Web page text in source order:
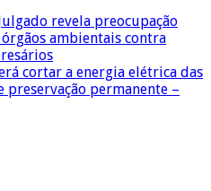
revela preocupação
ambientais contra
cortar a energia elétrica das
preservação permanente –